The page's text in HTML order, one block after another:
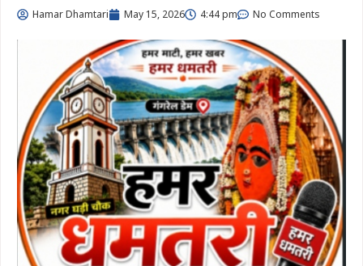
Hamar Dhamtari May 15, 2026 4:44 pm No Comments